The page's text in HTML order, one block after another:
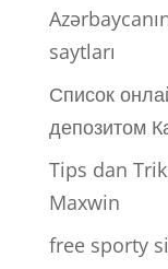
saytları
Список
депозитом
Tips dan
Maxwin
free sporty